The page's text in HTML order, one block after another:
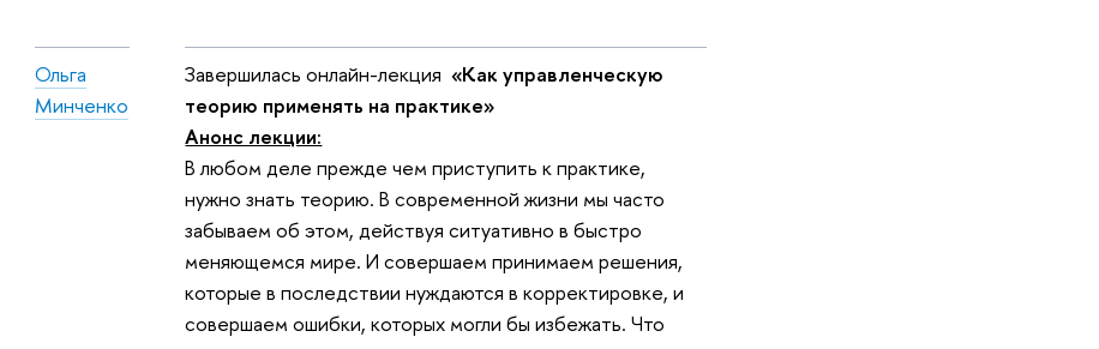
Ольга
Минченко
Завершилась онлайн-лекция «Как управленческую
теорию применять на практике»
Анонс лекции:
В любом деле прежде чем приступить к практике,
нужно знать теорию. В современной жизни мы часто
забываем об этом, действуя ситуативно в быстро
меняющемся мире. И совершаем принимаем решения,
которые в последствии нуждаются в корректировке, и
совершаем ошибки, которых могли бы избежать. Что